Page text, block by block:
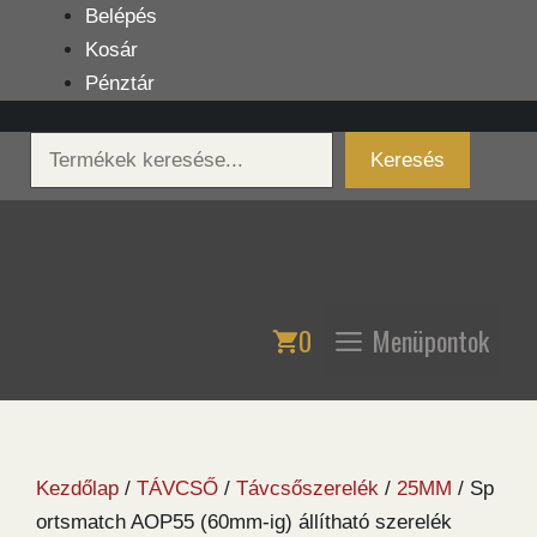
tartalomba
Belépés
Kosár
Pénztár
Keresés
Keresés
0 Menüpontok
Kezdőlap / TÁVCSŐ / Távcsőszerelék / 25MM / Sp
ortsmatch AOP55 (60mm-ig) állítható szerelék